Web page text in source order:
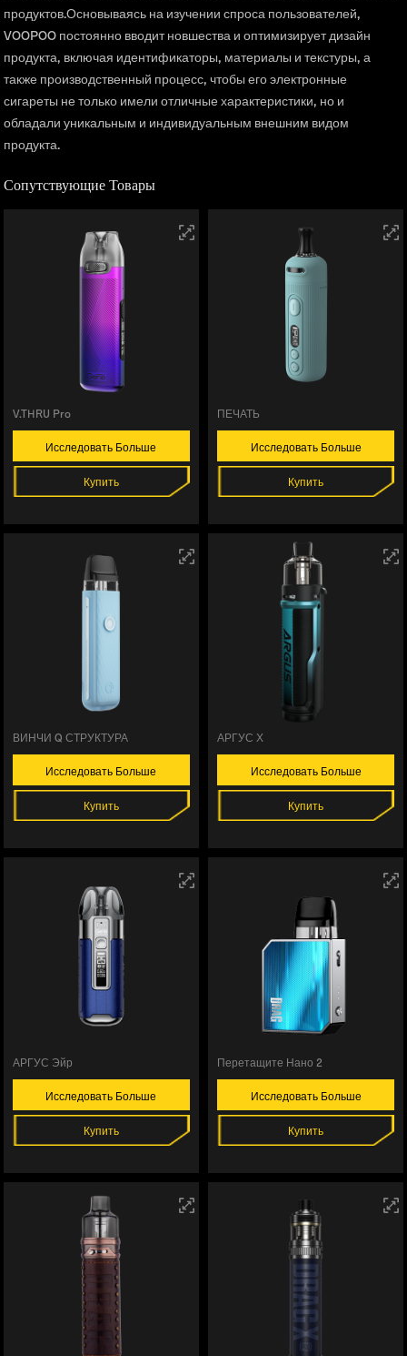
продуктов.Основываясь на изучении спроса пользователей,
VOOPOO постоянно вводит новшества и оптимизирует дизайн
продукта, включая идентификаторы, материалы и текстуры, а
также производственный процесс, чтобы его электронные
сигареты не только имели отличные характеристики, но и
обладали уникальным и индивидуальным внешним видом
продукта.
Сопутствующие Товары
V.THRU Pro
Исследовать Больше
Купить
ПЕЧАТЬ
Исследовать Больше
Купить
ВИНЧИ Q СТРУКТУРА
Исследовать Больше
Купить
АРГУС Х
Исследовать Больше
Купить
АРГУС Эйр
Исследовать Больше
Купить
Перетащите Нано 2
Исследовать Больше
Купить